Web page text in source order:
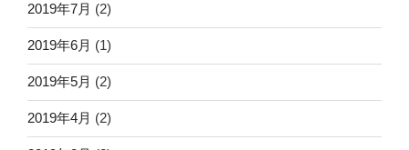
2019年7月 (2)
2019年6月 (1)
2019年5月 (2)
2019年4月 (2)